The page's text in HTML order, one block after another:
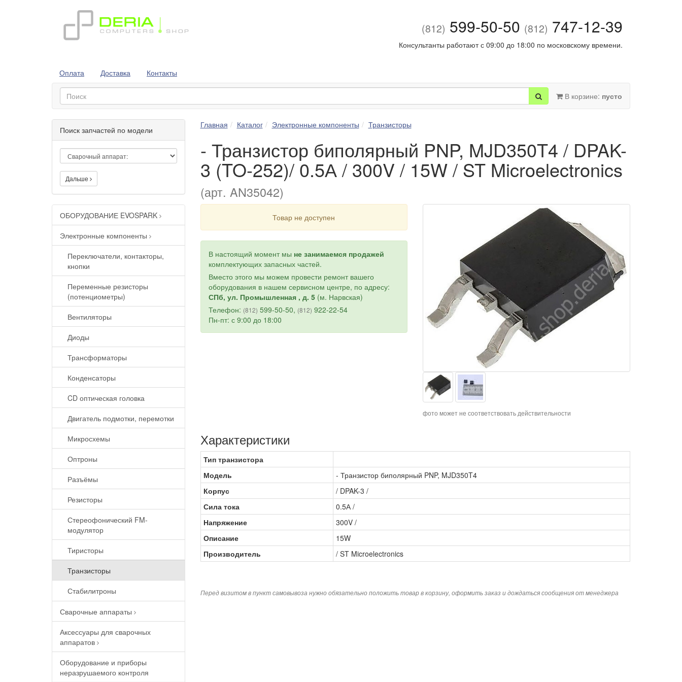
(812) 599-50-50 (812) 747-12-39
Консультанты работают с 09:00 до 18:00 по московскому времени.
Оплата Доставка Контакты
В корзине: пусто
Поиск запчастей по модели
Дальше
ОБОРУДОВАНИЕ EVOSPARK
Электронные компоненты
Переключатели, контакторы,
кнопки
Переменные резисторы
(потенциометры)
Вентиляторы
Диоды
Трансформаторы
Конденсаторы
CD оптическая головка
Двигатель подмотки, перемотки
Микросхемы
Оптроны
Разъёмы
Резисторы
Стереофонический FM-
модулятор
Тиристоры
Транзисторы
Стабилитроны
Сварочные аппараты
Аксессуары для сварочных
аппаратов
Оборудование и приборы
неразрушаемого контроля
Главная Каталог Электронные компоненты Транзисторы
- Транзистор биполярный PNP, MJD350T4 / DPAK-
3 (TO-252)/ 0.5А / 300V / 15W / ST Microelectronics
(арт. AN35042)
Товар не доступен
В настоящий момент мы не занимаемся продажей
комплектующих запасных частей.
Вместо этого мы можем провести ремонт вашего
оборудования в нашем сервисном центре, по адресу:
СПб, ул. Промышленная , д. 5(м. Нарвская)
Телефон: (812) 599-50-50, (812) 922-22-54
Пн-пт: с 9:00 до 18:00
фото может не соответствовать действительности
Характеристики
Тип транзистора
Модель
- Транзистор биполярный PNP, MJD350T4
Корпус
/ DPAK-3 /
Сила тока
0.5А /
Напряжение
300V /
Описание
15W
Производитель
/ ST Microelectronics
Перед визитом в пункт самовывоза нужно обязательно положить товар в корзину, оформить заказ и дождаться сообщения от менеджера